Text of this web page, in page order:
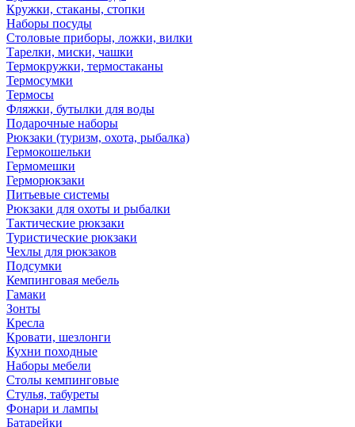
Кружки, стаканы, стопки
Наборы посуды
Столовые приборы, ложки, вилки
Тарелки, миски, чашки
Термокружки, термостаканы
Термосумки
Термосы
Фляжки, бутылки для воды
Подарочные наборы
Рюкзаки (туризм, охота, рыбалка)
Гермокошельки
Гермомешки
Герморюкзаки
Питьевые системы
Рюкзаки для охоты и рыбалки
Тактические рюкзаки
Туристические рюкзаки
Чехлы для рюкзаков
Подсумки
Кемпинговая мебель
Гамаки
Зонты
Кресла
Кровати, шезлонги
Кухни походные
Наборы мебели
Столы кемпинговые
Стулья, табуреты
Фонари и лампы
Батарейки